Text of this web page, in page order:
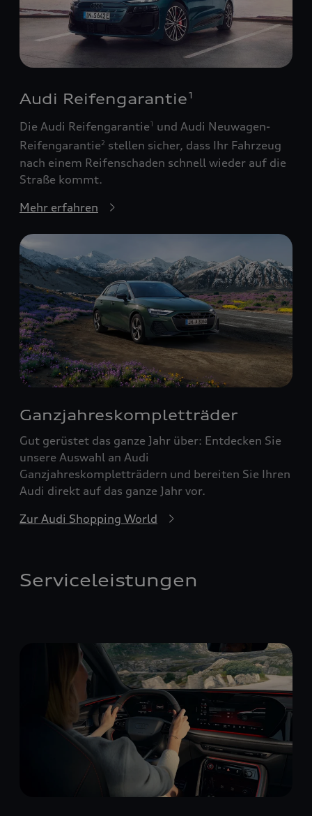
Audi Reifengarantie 1
Die Audi Reifengarantie1
und Audi Neuwagen-
Reifengarantie2 stellen sicher, dass Ihr Fahrzeug
nach einem Reifenschaden schnell wieder auf die
Straße kommt.
Mehr erfahren
Ganzjahreskompletträder
Gut gerüstet das ganze Jahr über: Entdecken Sie
unsere Auswahl an Audi
Ganzjahreskompletträdern und bereiten Sie Ihren
Audi direkt auf das ganze Jahr vor.
Zur Audi Shopping World
Serviceleistungen